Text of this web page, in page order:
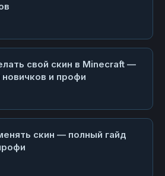
свой скин в Minecraft —
и профи
скин — полный гайд